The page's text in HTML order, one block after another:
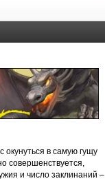
окунуться в самую гущу
совершенствуется,
и число заклинаний –